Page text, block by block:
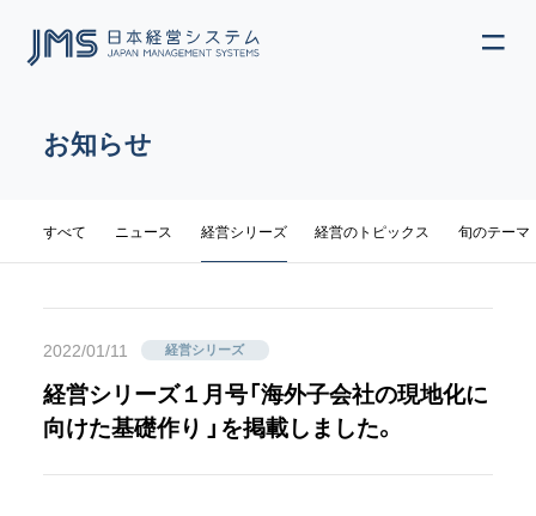
お知らせ
カテゴリすべて ニュース 経営シリーズ 経営のトピックス 旬のテーマ
2022/01/11 経営シリーズ
経営シリーズ１月号「海外子会社の現地化に
向けた基礎作り 」を掲載しました。